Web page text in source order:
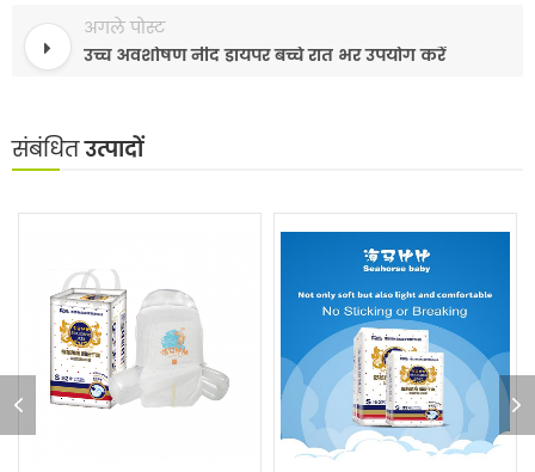
अगले पोस्ट
उच्च अवशोषण नींद डायपर बच्चे रात भर उपयोग करें
संबंधितउत्पादों